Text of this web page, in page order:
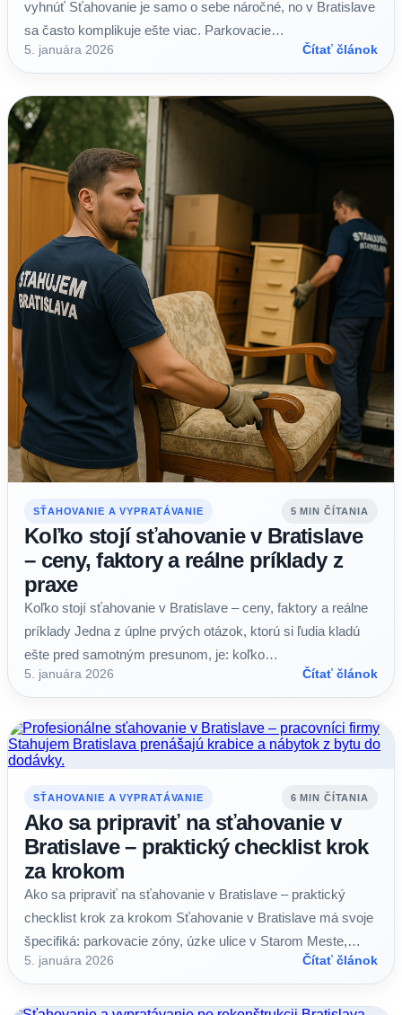
vyhnúť Sťahovanie je samo o sebe náročné, no v Bratislave
sa často komplikuje ešte viac. Parkovacie…
5. januára 2026 Čítať článok
SŤAHOVANIE A VYPRATÁVANIE 5 MIN ČÍTANIA
Koľko stojí sťahovanie v Bratislave
– ceny, faktory a reálne príklady z
praxe
Koľko stojí sťahovanie v Bratislave – ceny, faktory a reálne
príklady Jedna z úplne prvých otázok, ktorú si ľudia kladú
ešte pred samotným presunom, je: koľko…
5. januára 2026 Čítať článok
SŤAHOVANIE A VYPRATÁVANIE 6 MIN ČÍTANIA
Ako sa pripraviť na sťahovanie v
Bratislave – praktický checklist krok
za krokom
Ako sa pripraviť na sťahovanie v Bratislave – praktický
checklist krok za krokom Sťahovanie v Bratislave má svoje
špecifiká: parkovacie zóny, úzke ulice v Starom Meste,…
5. januára 2026 Čítať článok